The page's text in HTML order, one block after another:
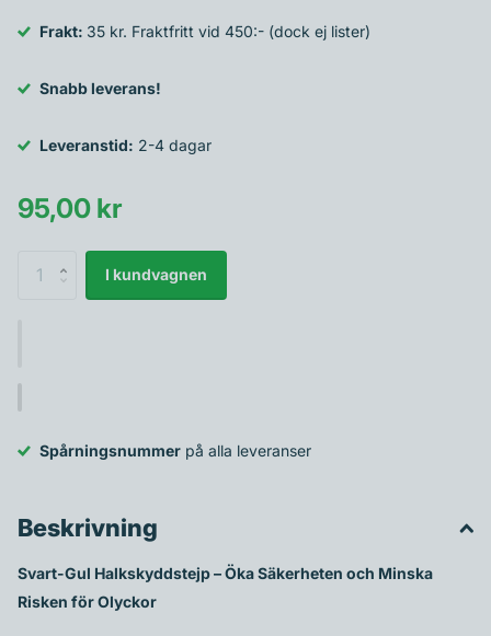
Frakt: 35 kr. Fraktfritt vid 450:- (dock ej lister)
Snabb leverans!
Leveranstid: 2-4 dagar
95,00 kr
I kundvagnen
Spårningsnummer på alla leveranser
Beskrivning
Svart-Gul Halkskyddstejp – Öka Säkerheten och Minska
Risken för Olyckor